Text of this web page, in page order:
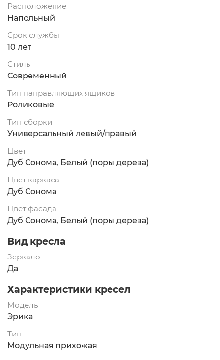
Расположение
Напольный
Срок службы
10 лет
Стиль
Современный
Тип направляющих ящиков
Роликовые
Тип сборки
Универсальный левый/правый
Цвет
Дуб Сонома, Белый (поры дерева)
Цвет каркаса
Дуб Сонома
Цвет фасада
Дуб Сонома, Белый (поры дерева)
Вид кресла
Зеркало
Да
Характеристики кресел
Модель
Эрика
Тип
Модульная прихожая